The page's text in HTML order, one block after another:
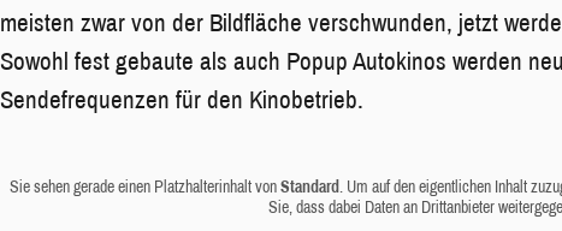
meisten zwar von der Bildfläche verschwunden, jetzt
Sowohl fest gebaute als auch Popup Autokinos werden
Sendefrequenzen für den Kinobetrieb.
Sie sehen gerade einen Platzhalterinhalt von Standard . Um auf den eigentlichen Inhalt
Sie, dass dabei Daten an Drittanbieter